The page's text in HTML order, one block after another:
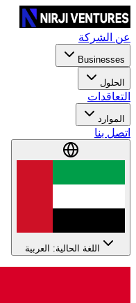
عن الشركة
Businesses
الحلول
التعاقدات
الموارد
اتصل بنا
اللغة الحالية: العربية